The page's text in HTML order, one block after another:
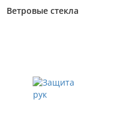
Ветровые стекла